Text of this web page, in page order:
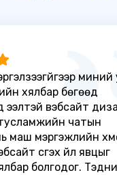
хялбар бөгөөд
ээлтэй вэбсайт
чатын
маш мэргэжлийн
үүсгэх үйл явцыг
болгодог.